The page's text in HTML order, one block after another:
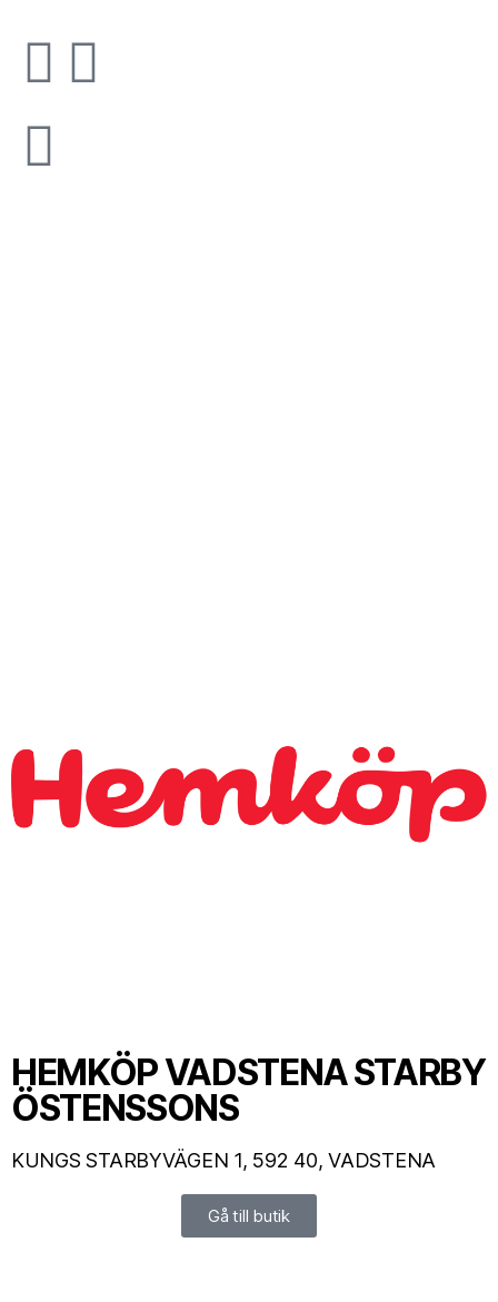
HEMKÖP VADSTENA STARBY
ÖSTENSSONS
KUNGS STARBYVÄGEN 1, 592 40, VADSTENA
Gå till butik